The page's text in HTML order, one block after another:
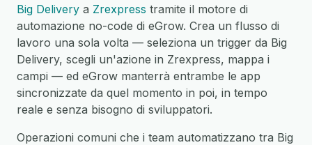
Big Delivery a Zrexpress tramite il motore di
automazione no-code di eGrow. Crea un flusso di
lavoro una sola volta — seleziona un trigger da Big
Delivery, scegli un'azione in Zrexpress, mappa i
campi — ed eGrow manterrà entrambe le app
sincronizzate da quel momento in poi, in tempo
reale e senza bisogno di sviluppatori.
Operazioni comuni che i team automatizzano tra Big